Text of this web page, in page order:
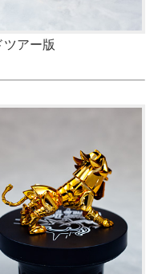
アー版